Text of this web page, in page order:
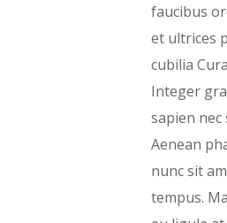
faucibus
et ultrices
cubilia
Integer
sapien nec
Aenean
nunc sit
tempus.